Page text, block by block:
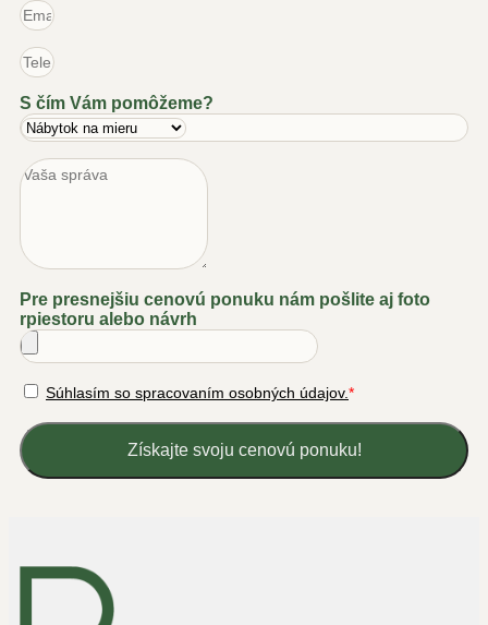
S čím Vám pomôžeme?
Pre presnejšiu cenovú ponuku nám pošlite aj foto
rpiestoru alebo návrh
Súhlasím so spracovaním osobných údajov.*
Získajte svoju cenovú ponuku!